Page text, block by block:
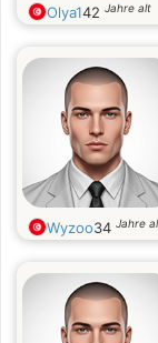
Olya142 Jahre alt
Wyzoo34 Jahre